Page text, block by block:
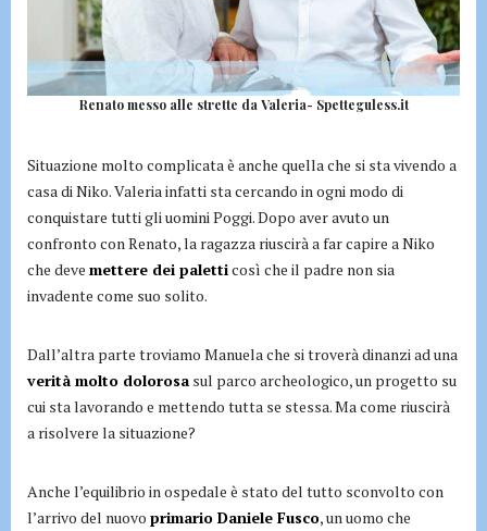
Renato messo alle strette da Valeria- Spetteguless.it
Situazione molto complicata è anche quella che si sta vivendo a
casa di Niko. Valeria infatti sta cercando in ogni modo di
conquistare tutti gli uomini Poggi. Dopo aver avuto un
confronto con Renato, la ragazza riuscirà a far capire a Niko
che deve mettere dei paletticosì che il padre non sia
invadente come suo solito.
Dall’altra parte troviamo Manuela che si troverà dinanzi ad una
verità molto dolorosa sul parco archeologico, un progetto su
cui sta lavorando e mettendo tutta se stessa. Ma come riuscirà
a risolvere la situazione?
Anche l’equilibrio in ospedale è stato del tutto sconvolto con
l’arrivo del nuovo primario Daniele Fusco, un uomo che